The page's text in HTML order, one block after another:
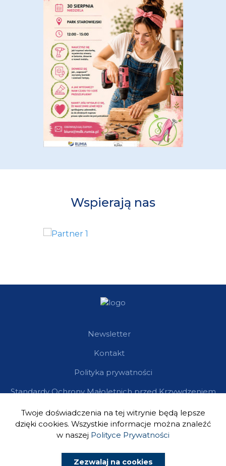
Wspierają nas
Newsletter
Kontakt
Polityka prywatności
Standardy Ochrony Małoletnich przed Krzywdzeniem
Twoje doświadczenia na tej witrynie będą lepsze
dzięki cookies. Wszystkie informacje można znaleźć
w naszej Polityce Prywatności
Zezwalaj na cookies